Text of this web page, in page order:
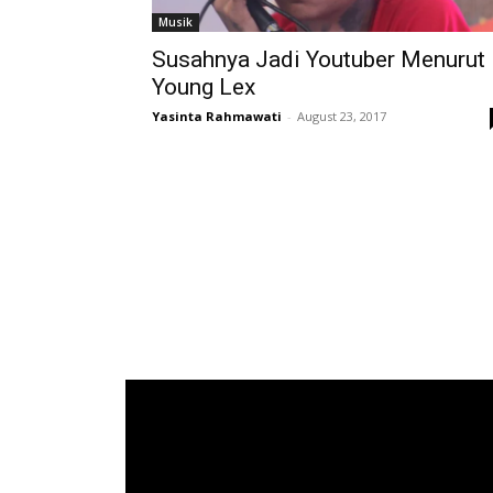
Musik
Susahnya Jadi Youtuber Menurut
Young Lex
Yasinta Rahmawati - August 23, 2017